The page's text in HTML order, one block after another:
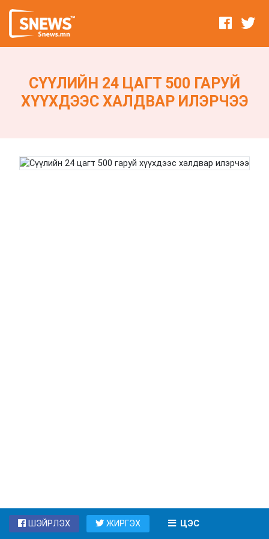
СҮҮЛИЙН 24 ЦАГТ 500 ГАРУЙ
ХҮҮХДЭЭС ХАЛДВАР ИЛЭРЧЭЭ
ШЭЙРЛЭХ ЖИРГЭХ ЦЭС